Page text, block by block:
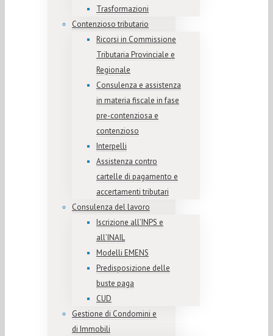
Trasformazioni
Contenzioso tributario
Ricorsi in Commissione
Tributaria Provinciale e
Regionale
Consulenza e assistenza
in materia fiscale in fase
pre-contenziosa e
contenzioso
Interpelli
Assistenza contro
cartelle di pagamento e
accertamenti tributari
Consulenza del lavoro
Iscrizione all’INPS e
all’INAIL
Modelli EMENS
Predisposizione delle
buste paga
CUD
Gestione di Condomini e
di Immobili